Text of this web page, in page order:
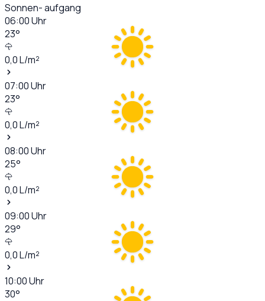
Sonnen- aufgang
06:00Uhr
23°
0,0L/m²
07:00Uhr
23°
0,0L/m²
08:00Uhr
25°
0,0L/m²
09:00Uhr
29°
0,0L/m²
10:00Uhr
30°